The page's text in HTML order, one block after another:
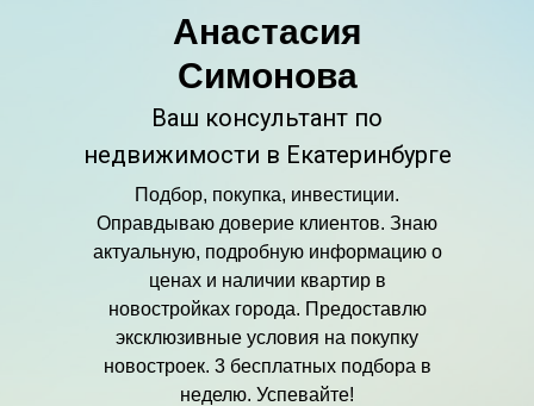
Анастасия
Симонова
Подбор, покупка, инвестиции.
Оправдываю доверие клиентов. Знаю
актуальную, подробную информацию о
ценах и наличии квартир в
новостройках города. Предоставлю
эксклюзивные условия на покупку
новостроек. 3 бесплатных подбора в
неделю. Успевайте!
Ваш консультант по
недвижимости в Екатеринбурге